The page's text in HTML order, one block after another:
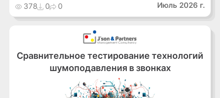
378 0 0 Июль 2026 г.
Сравнительное тестирование технологий
шумоподавления в звонках